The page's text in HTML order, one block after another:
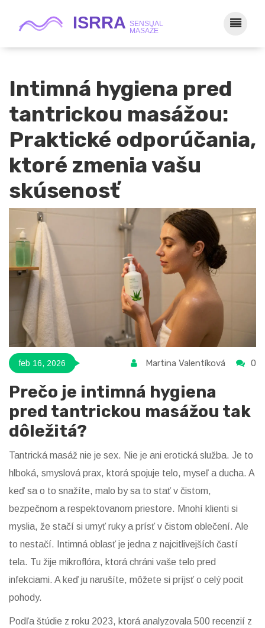
Intimná hygiena pred
tantrickou masážou:
Praktické odporúčania,
ktoré zmenia vašu
skúsenosť
feb 16, 2026 Martina Valentíková 0
Prečo je intimná hygiena
pred tantrickou masážou tak
dôležitá?
Tantrická masáž nie je sex. Nie je ani erotická služba. Je to
hlboká, smyslová prax, ktorá spojuje telo, myseľ a ducha. A
keď sa o to snažíte, malo by sa to stať v čistom,
bezpečnom a respektovanom priestore. Mnohí klienti si
myslia, že stačí si umyť ruky a prísť v čistom oblečení. Ale
to nestačí. Intimná oblasť je jedna z najcitlivejších častí
tela. Tu žije mikroflóra, ktorá chráni vaše telo pred
infekciami. A keď ju narušíte, môžete si príjsť o celý pocit
pohody.
Podľa štúdie z roku 2023, ktorá analyzovala 500 recenzií z